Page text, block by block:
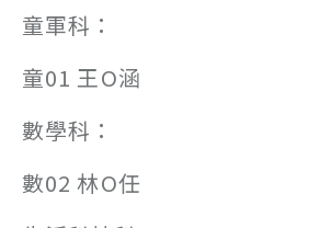
童軍科：
童01 王O涵
數學科：
數02 林O任